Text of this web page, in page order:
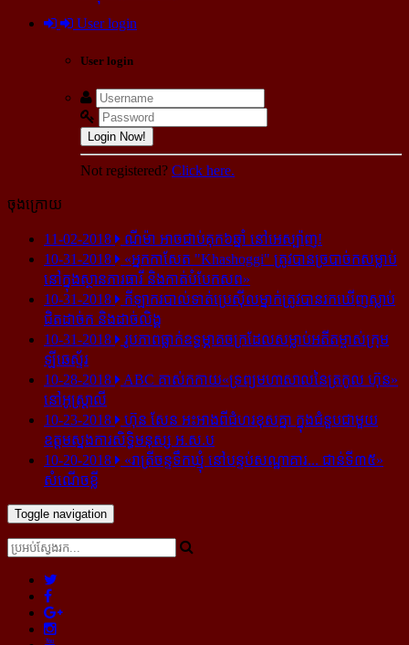
User login
User login
Login Now!
Not registered? Click here.
ចុងក្រោយ
11-02-2018
ណីម៉ា អាច​ជាប់​គុក​៦ឆ្នាំ នៅ​អេស្ប៉ាញ!
10-31-2018
«អ្នក​កាសែត "Khashoggi" ត្រូវ​បាន​ច្របាច់ក​សម្លាប់​
នៅ​ក្នុង​ស្ថាន​ភារធារី និង​កាត់​បំបែក​សព»
10-31-2018
កីឡាករ​បាល់ទាត់​ប្រេស៊ីល​ម្នាក់​ត្រូវ​បាន​រក​ឃើញ​ស្លាប់​
ជិត​ដាច់ក និង​ដាច់​លិង្គ
10-31-2018
រូបភាព​ធ្លាក់​ឧទ្ធម្ភាគចក្រ​ដែល​សម្លាប់​អតីត​ម្ចាស់​ក្រុម​
ឡីឆេស្ទ័រ
10-28-2018
ABC គាស់​កកាយ​«ទ្រព្យមហាសាល​នៃ​ត្រកូល ហ៊ុន»​
នៅ​អូស្ត្រាលី
10-23-2018
ហ៊ុន សែន អះអាង​ពី​ជំហរ​ខុស​គ្នា ក្នុង​ជំនួប​ជាមួយ​
ឧត្តម​ស្នងការ​សិទ្ធិ​មនុស្ស អ.ស.ប
10-20-2018
«រាត្រីចន្ទទឹកឃ្មុំ នៅបន្ទប់សណ្ឋាគារ... ជាន់ទី៣៥»
សំណើចខ្លី
Toggle navigation